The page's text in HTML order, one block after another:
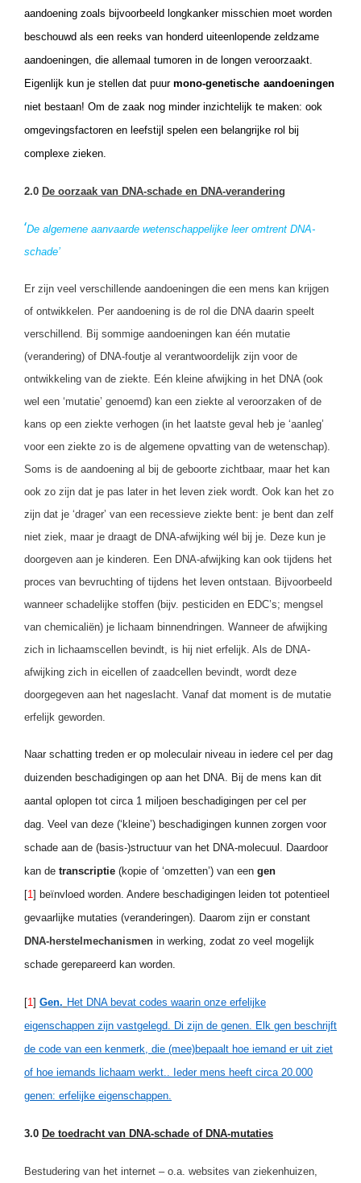
aandoening zoals bijvoorbeeld longkanker misschien moet worden
beschouwd als een reeks van honderd uiteenlopende zeldzame
aandoeningen, die allemaal tumoren in de longen veroorzaakt.
Eigenlijk kun je stellen dat puur mono-genetische aandoeningen
niet bestaan! Om de zaak nog minder inzichtelijk te maken: ook
omgevingsfactoren en leefstijl spelen een belangrijke rol bij
complexe zieken.
2.0 De oorzaak van DNA-schade en DNA-verandering
‘De algemene aanvaarde wetenschappelijke leer omtrent DNA-
schade’
Er zijn veel verschillende aandoeningen die een mens kan krijgen
of ontwikkelen. Per aandoening is de rol die DNA daarin speelt
verschillend. Bij sommige aandoeningen kan één mutatie
(verandering) of DNA-foutje al verantwoordelijk zijn voor de
ontwikkeling van de ziekte. Eén kleine afwijking in het DNA (ook
wel een ‘mutatie’ genoemd) kan een ziekte al veroorzaken of de
kans op een ziekte verhogen (in het laatste geval heb je ‘aanleg’
voor een ziekte zo is de algemene opvatting van de wetenschap).
Soms is de aandoening al bij de geboorte zichtbaar, maar het kan
ook zo zijn dat je pas later in het leven ziek wordt. Ook kan het zo
zijn dat je ‘drager’ van een recessieve ziekte bent: je bent dan zelf
niet ziek, maar je draagt de DNA-afwijking wél bij je. Deze kun je
doorgeven aan je kinderen. Een DNA-afwijking kan ook tijdens het
proces van bevruchting of tijdens het leven ontstaan. Bijvoorbeeld
wanneer schadelijke stoffen (bijv. pesticiden en EDC’s; mengsel
van chemicaliën) je lichaam binnendringen. Wanneer de afwijking
zich in lichaamscellen bevindt, is hij niet erfelijk. Als de DNA-
afwijking zich in eicellen of zaadcellen bevindt, wordt deze
doorgegeven aan het nageslacht. Vanaf dat moment is de mutatie
erfelijk geworden.
Naar schatting treden er op moleculair niveau in iedere cel per dag
duizenden beschadigingen op aan het DNA. Bij de mens kan dit
aantal oplopen tot circa 1 miljoen beschadigingen per cel per
dag. Veel van deze (‘kleine’) beschadigingen kunnen zorgen voor
schade aan de (basis-)structuur van het DNA-molecuul. Daardoor
kan de transcriptie (kopie of ‘omzetten’) van een gen
[1] beïnvloed worden. Andere beschadigingen leiden tot potentieel
gevaarlijke mutaties (veranderingen). Daarom zijn er constant
DNA-herstelmechanismen in werking, zodat zo veel mogelijk
schade gerepareerd kan worden.
[1] Gen. Het DNA bevat codes waarin onze erfelijke
eigenschappen zijn vastgelegd. Di zijn de genen. Elk gen beschrijft
de code van een kenmerk, die (mee)bepaalt hoe iemand er uit ziet
of hoe iemands lichaam werkt.. Ieder mens heeft circa 20.000
genen: erfelijke eigenschappen.
3.0 De toedracht van DNA-schade of DNA-mutaties
Bestudering van het internet – o.a. websites van ziekenhuizen,